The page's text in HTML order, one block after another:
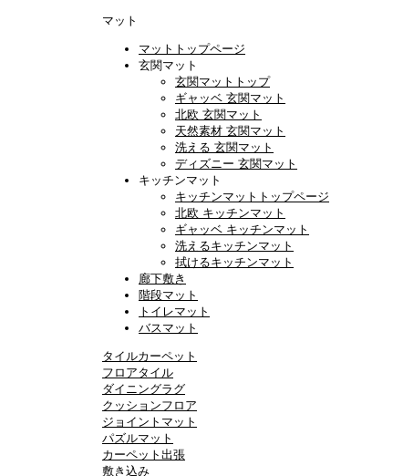
マット
マットトップページ
玄関マット
玄関マットトップ
ギャッベ 玄関マット
北欧 玄関マット
天然素材 玄関マット
洗える 玄関マット
ディズニー 玄関マット
キッチンマット
キッチンマットトップページ
北欧 キッチンマット
ギャッベ キッチンマット
洗えるキッチンマット
拭けるキッチンマット
廊下敷き
階段マット
トイレマット
バスマット
タイルカーペット
フロアタイル
ダイニングラグ
クッションフロア
ジョイントマット
パズルマット
カーペット出張
敷き込み